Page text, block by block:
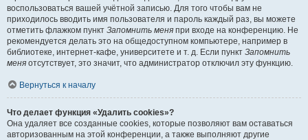
воспользоваться вашей учётной записью. Для того чтобы вам не
приходилось вводить имя пользователя и пароль каждый раз, вы можете
отметить флажком пункт Запомнить меня при входе на конференцию. Не
рекомендуется делать это на общедоступном компьютере, например в
библиотеке, интернет-кафе, университете и т. д. Если пункт Запомнить
меня отсутствует, это значит, что администратор отключил эту функцию.
Вернуться к началу
Что делает функция «Удалить cookies»?
Она удаляет все созданные cookies, которые позволяют вам оставаться
авторизованным на этой конференции, а также выполняют другие